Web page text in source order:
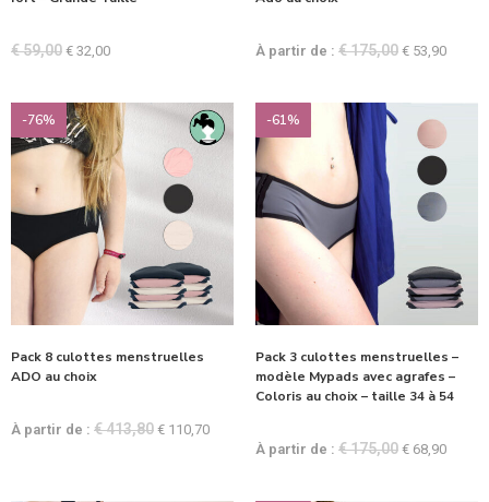
€59,00 € 32,00 À partir de : €175,00 € 53,90
-76%
Pack 8 culottes menstruelles
ADO au choix
À partir de : €413,80 € 110,70
-61%
Pack 3 culottes menstruelles –
modèle Mypads avec agrafes –
Coloris au choix – taille 34 à 54
À partir de : €175,00 € 68,90